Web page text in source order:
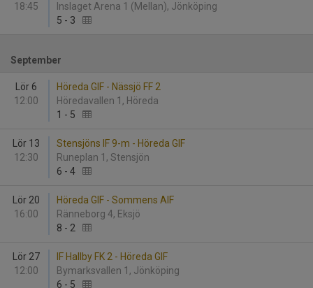
18:45
Inslaget Arena 1 (Mellan), Jönköping
5 - 3
September
Lör 6
12:00
Höreda GIF - Nässjö FF 2
Höredavallen 1, Höreda
1 - 5
Lör 13
12:30
Stensjöns IF 9-m - Höreda GIF
Runeplan 1, Stensjön
6 - 4
Lör 20
16:00
Höreda GIF - Sommens AIF
Ränneborg 4, Eksjö
8 - 2
Lör 27
12:00
IF Hallby FK 2 - Höreda GIF
Bymarksvallen 1, Jönköping
6 - 5